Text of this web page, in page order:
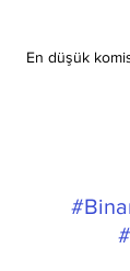
En düşük